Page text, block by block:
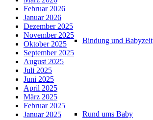
Bindung und Babyzeit
Rund ums Baby
Februar 2026
Januar 2026
Dezember 2025
November 2025
Oktober 2025
September 2025
August 2025
Juli 2025
Juni 2025
April 2025
März 2025
Februar 2025
Januar 2025